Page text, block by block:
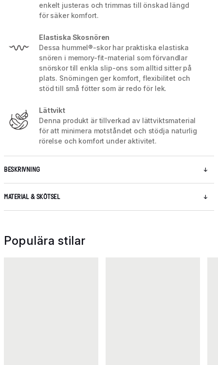
enkelt justeras och trimmas till önskad längd
för säker komfort.
Elastiska Skosnören
Dessa hummel®-skor har praktiska elastiska
snören i memory-fit-material som förvandlar
snörskor till enkla slip-ons som alltid sitter på
plats. Snörningen ger komfort, flexibilitet och
stöd till små fötter som är redo för lek.
Lättvikt
Denna produkt är tillverkad av lättviktsmaterial
för att minimera motståndet och stödja naturlig
rörelse och komfort under aktivitet.
BESKRIVNING
MATERIAL & SKÖTSEL
Populära stilar